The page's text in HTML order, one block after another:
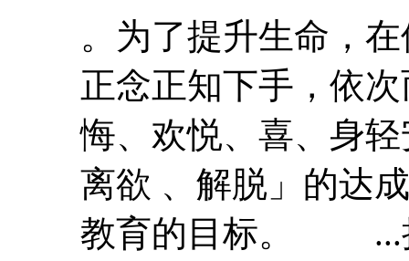
。为了提升生命，
正念正知下手，依
悔、欢悦、喜、身
离欲 、解脱」的达
教育的目标。 ...